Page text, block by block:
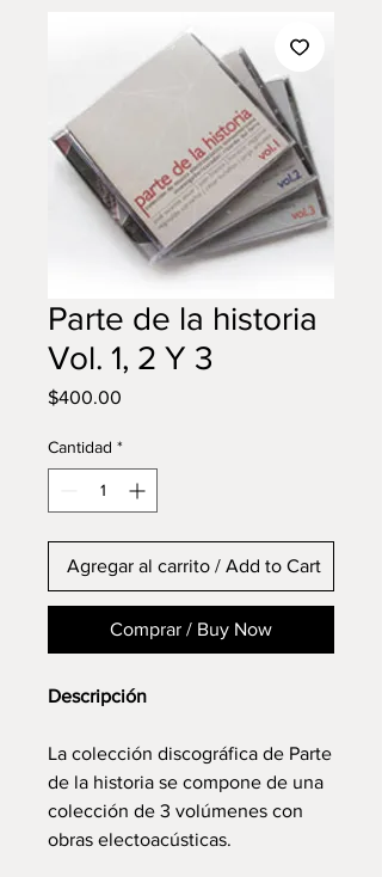
Parte de la historia
Vol. 1, 2 Y 3
$400.00
Cantidad *
Agregar al carrito / Add to Cart
Comprar / Buy Now
Descripción
La colección discográfica de Parte
de la historia se compone de una
colección de 3 volúmenes con
obras electoacústicas.